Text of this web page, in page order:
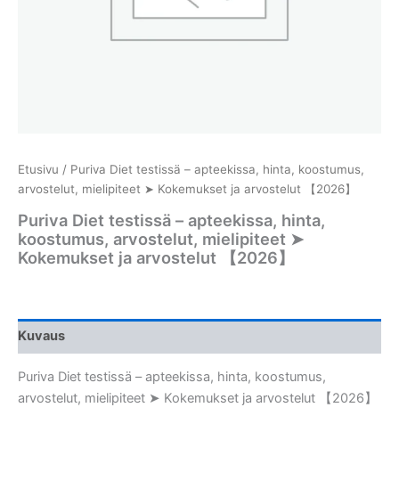
Etusivu / Puriva Diet testissä – apteekissa, hinta, koostumus,
arvostelut, mielipiteet ➤ Kokemukset ja arvostelut 【2026】
Puriva Diet testissä – apteekissa, hinta,
koostumus, arvostelut, mielipiteet ➤
Kokemukset ja arvostelut 【2026】
Kuvaus
Puriva Diet testissä – apteekissa, hinta, koostumus,
arvostelut, mielipiteet ➤ Kokemukset ja arvostelut 【2026】